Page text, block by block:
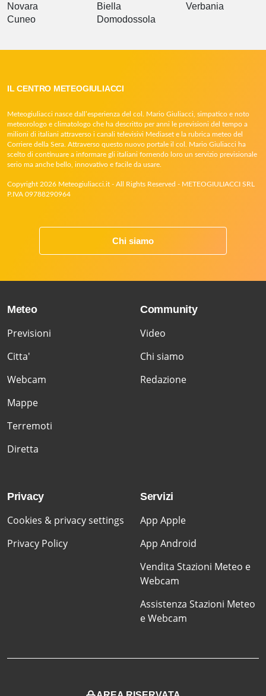
Novara
Cuneo
Biella
Domodossola
Verbania
IL CENTRO METEOGIULIACCI
Meteogiuliacci nasce dall’esperienza del col. Mario Giuliacci, simpatico e noto
meteorologo e climatologo che ha descritto per anni le previsioni del tempo a
milioni di italiani attraverso i canali televisivi Mediaset e la rubrica meteo del
Corriere della Sera. Attraverso questo nuovo portale il col. Mario Giuliacci ha
scelto di continuare a informare gli italiani fornendo loro un servizio previsionale
serio ma anche bello, innovativo e facile da usare.
Copyright 2026 Meteogiuliacci.it - All Rights Reserved - METEOGIULIACCI SRL
P.IVA 09788290964
Chi siamo
Meteo
Previsioni
Citta'
Webcam
Mappe
Terremoti
Diretta
Community
Video
Chi siamo
Redazione
Privacy
Cookies & privacy settings
Privacy Policy
Servizi
App Apple
App Android
Vendita Stazioni Meteo e
Webcam
Assistenza Stazioni Meteo
e Webcam